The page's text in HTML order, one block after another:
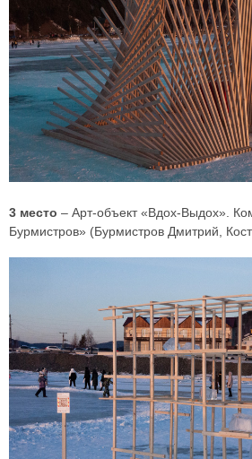
3 место – Арт-объект «Вдох-Выдох».
Бурмистров» (Бурмистров Дмитрий,